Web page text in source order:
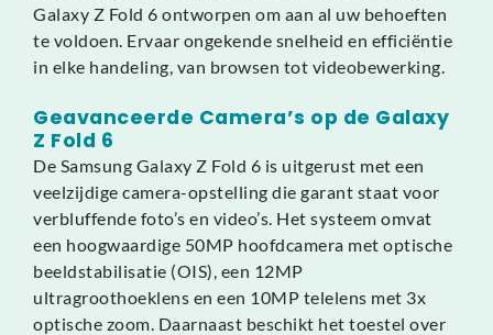
Galaxy Z Fold 6 ontworpen om aan al uw behoeften
te voldoen. Ervaar ongekende snelheid en efficiëntie
in elke handeling, van browsen tot videobewerking.
Geavanceerde Camera’s op de Galaxy
Z Fold 6
De Samsung Galaxy Z Fold 6 is uitgerust met een
veelzijdige camera-opstelling die garant staat voor
verbluffende foto’s en video’s. Het systeem omvat
een hoogwaardige 50MP hoofdcamera met optische
beeldstabilisatie (OIS), een 12MP
ultragroothoeklens en een 10MP telelens met 3x
optische zoom. Daarnaast beschikt het toestel over